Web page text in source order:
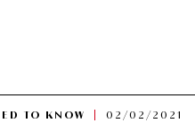
TO KNOW 02/02/2021